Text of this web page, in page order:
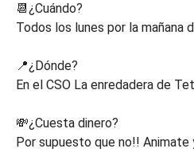
📆¿Cuándo?
Todos los lunes por la mañana
📍¿Dónde?
En el CSO La enredadera de
💸¿Cuesta dinero?
Por supuesto que no!!